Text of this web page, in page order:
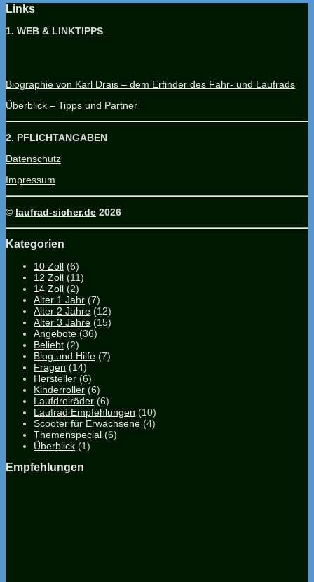
Links
1. WEB & LINKTIPPS
Biographie von Karl Drais – dem Erfinder des Fahr- und Laufrads
Überblick – Tipps und Partner
2. PFLICHTANGABEN
Datenschutz
Impressum
© laufrad-sicher.de 2026
Kategorien
10 Zoll (6)
12 Zoll (11)
14 Zoll (2)
Alter 1 Jahr (7)
Alter 2 Jahre (12)
Alter 3 Jahre (15)
Angebote (36)
Beliebt (2)
Blog und Hilfe (7)
Fragen (14)
Hersteller (6)
Kinderroller (6)
Laufdreiräder (6)
Laufrad Empfehlungen (10)
Scooter für Erwachsene (4)
Themenspecial (6)
Überblick (1)
Empfehlungen